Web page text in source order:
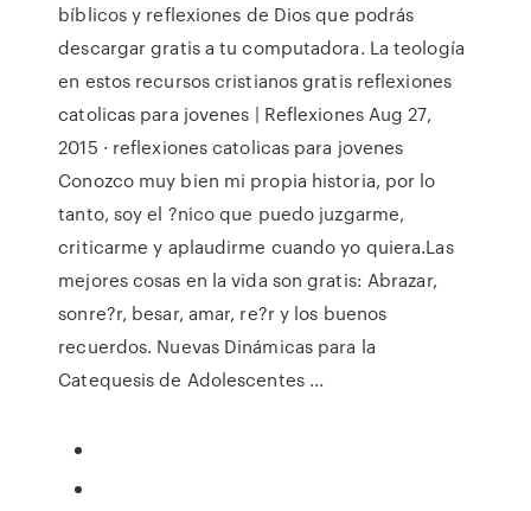
bíblicos y reflexiones de Dios que podrás
descargar gratis a tu computadora. La teología
en estos recursos cristianos gratis reflexiones
catolicas para jovenes | Reflexiones Aug 27,
2015 · reflexiones catolicas para jovenes
Conozco muy bien mi propia historia, por lo
tanto, soy el ?nico que puedo juzgarme,
criticarme y aplaudirme cuando yo quiera.Las
mejores cosas en la vida son gratis: Abrazar,
sonre?r, besar, amar, re?r y los buenos
recuerdos. Nuevas Dinámicas para la
Catequesis de Adolescentes ...